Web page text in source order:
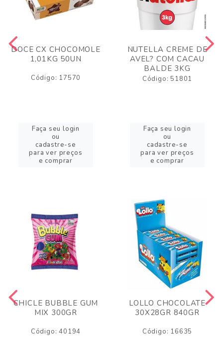
DOCE CX CHOCOMOLE
1,01KG 50UN
Código: 17570
Faça seu login
ou
cadastre-se
para ver preços
e comprar
NUTELLA CREME DE
AVEL? COM CACAU
BALDE 3KG
Código: 51801
Faça seu login
ou
cadastre-se
para ver preços
e comprar
CHICLE BUBBLE GUM
MIX 300GR
Código: 40194
LOLLO CHOCOLATE
30X28GR 840GR
Código: 16635